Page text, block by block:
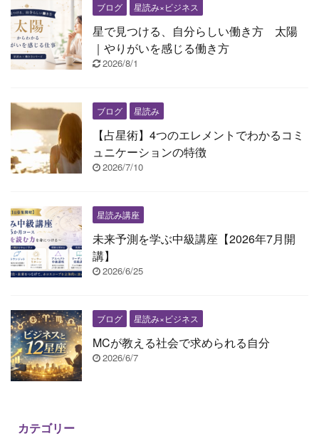
ブログ 星読み×ビジネス
星で見つける、自分らしい働き方 太陽
｜やりがいを感じる働き方
2026/8/1
ブログ 星読み
【占星術】4つのエレメントでわかるコミ
ュニケーションの特徴
2026/7/10
星読み講座
未来予測を学ぶ中級講座【2026年7月開
講】
2026/6/25
ブログ 星読み×ビジネス
MCが教える社会で求められる自分
2026/6/7
カテゴリー